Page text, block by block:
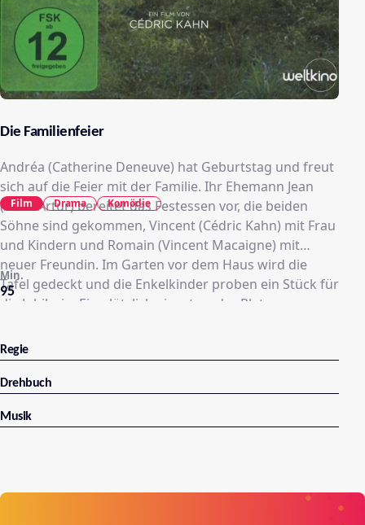
Die Familienfeier
Andréa (Catherine Deneuve) hat Geburtstag und freut
sich auf die Feier mit der Familie. Ihr Ehemann Jean
(Alain Artur) bereitet das Festessen vor, die beiden
Söhne sind gekommen, Vincent (Cédric Kahn) mit Frau
und Kindern und Romain (Vincent Macaigne) mit
neuer Freundin. Im Garten vor dem Haus wird die
Tafel gedeckt und die Enkelkinder proben ein Stück für
die Jubilarin. Ein plötzlich einsetzender Platzregen
unerwartet erscheint die älteste Tochter Claire
(Emmanuelle Bercot), die vor drei Jahren nach
Kalifornien ausgewandert ist. Ihre Ankunft bringt die
Während Andréa bemüht ist, die Fassade der
95
Min.
Film Drama Komödie
Regie
Drehbuch
Musik